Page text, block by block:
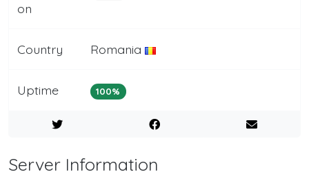
on
Country Romania
Uptime 100%
Server Information